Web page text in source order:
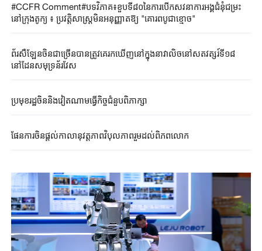
#CCFR ​Comment#បទវិភាគ​៖​ខួបទី៨០នៃ​ការបើក​សវនាការ​អង្គជំនុំ​ជម្រះ
នៅ​ក្រុងតូក្យូ ​៖ ប្រវត្តិសាស្ត្រ​មិនអនុញ្ញាតឱ្យ​ "គោរព​បូជាខ្មោច" ​
ព័រសឺឡែនចិន​ជាច្រើនបាន​ត្រូវគេរកឃើញ​នៅ​ក្នុង​នាវាលិច​នៅ​សតវត្សរ៍ទី១៨​
នៅដែន​សមុទ្រ​ន័រវែស ​
​​ប្រមុខរដ្ឋ​ចិននិងវៀតណាម​ធ្វើ​កិច្ចជំនួប​ពិភាក្សា​ ​
ផែនការ​ចិន​ផ្តល់​កាលានុវត្តភាពវិបុលភាព​រួម​ដល់​ពិភពលោក​ ​